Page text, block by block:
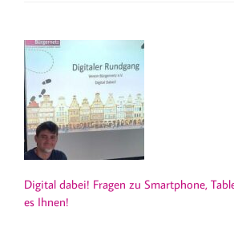
Digital dabei! Fragen zu Smartphone,
es Ihnen!